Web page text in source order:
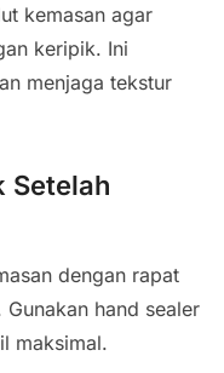
kemasan agar
keripik. Ini
menjaga tekstur
Setelah
dengan rapat
hand sealer
maksimal.